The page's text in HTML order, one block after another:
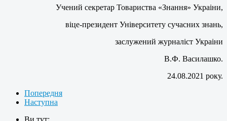
Учений секретар Товариства «Знання» Украіни,
віце-президент Університету сучасних знань,
заслужений журналіст Украіни
В.Ф. Василашко.
24.08.2021 року.
Попередня
Наступна